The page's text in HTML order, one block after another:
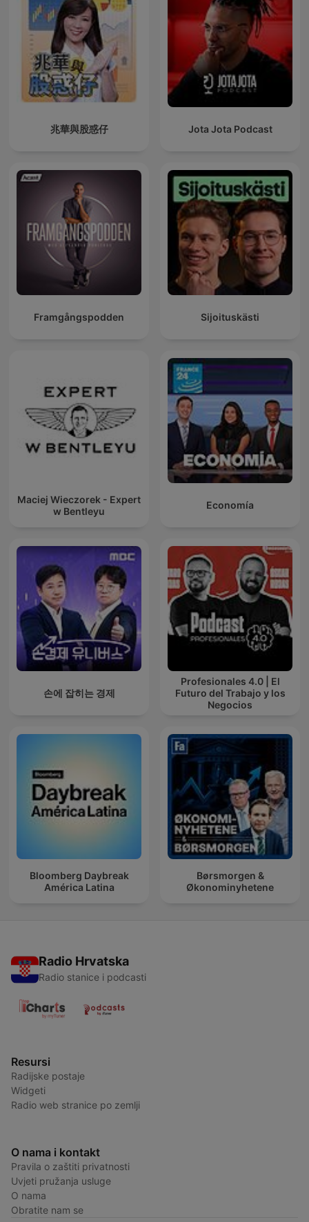
兆華與股惑仔 Jota Jota Podcast
Framgångspodden Sijoituskästi
Maciej Wieczorek - Expert
w Bentleyu
Economía
손에 잡히는 경제
Profesionales 4.0 | El
Futuro del Trabajo y los
Negocios
Bloomberg Daybreak
América Latina
Børsmorgen &
Økonominyhetene
Radio Hrvatska
Radio stanice i podcasti
Resursi
Radijske postaje
Widgeti
Radio web stranice po zemlji
O nama i kontakt
Pravila o zaštiti privatnosti
Uvjeti pružanja usluge
O nama
Obratite nam se